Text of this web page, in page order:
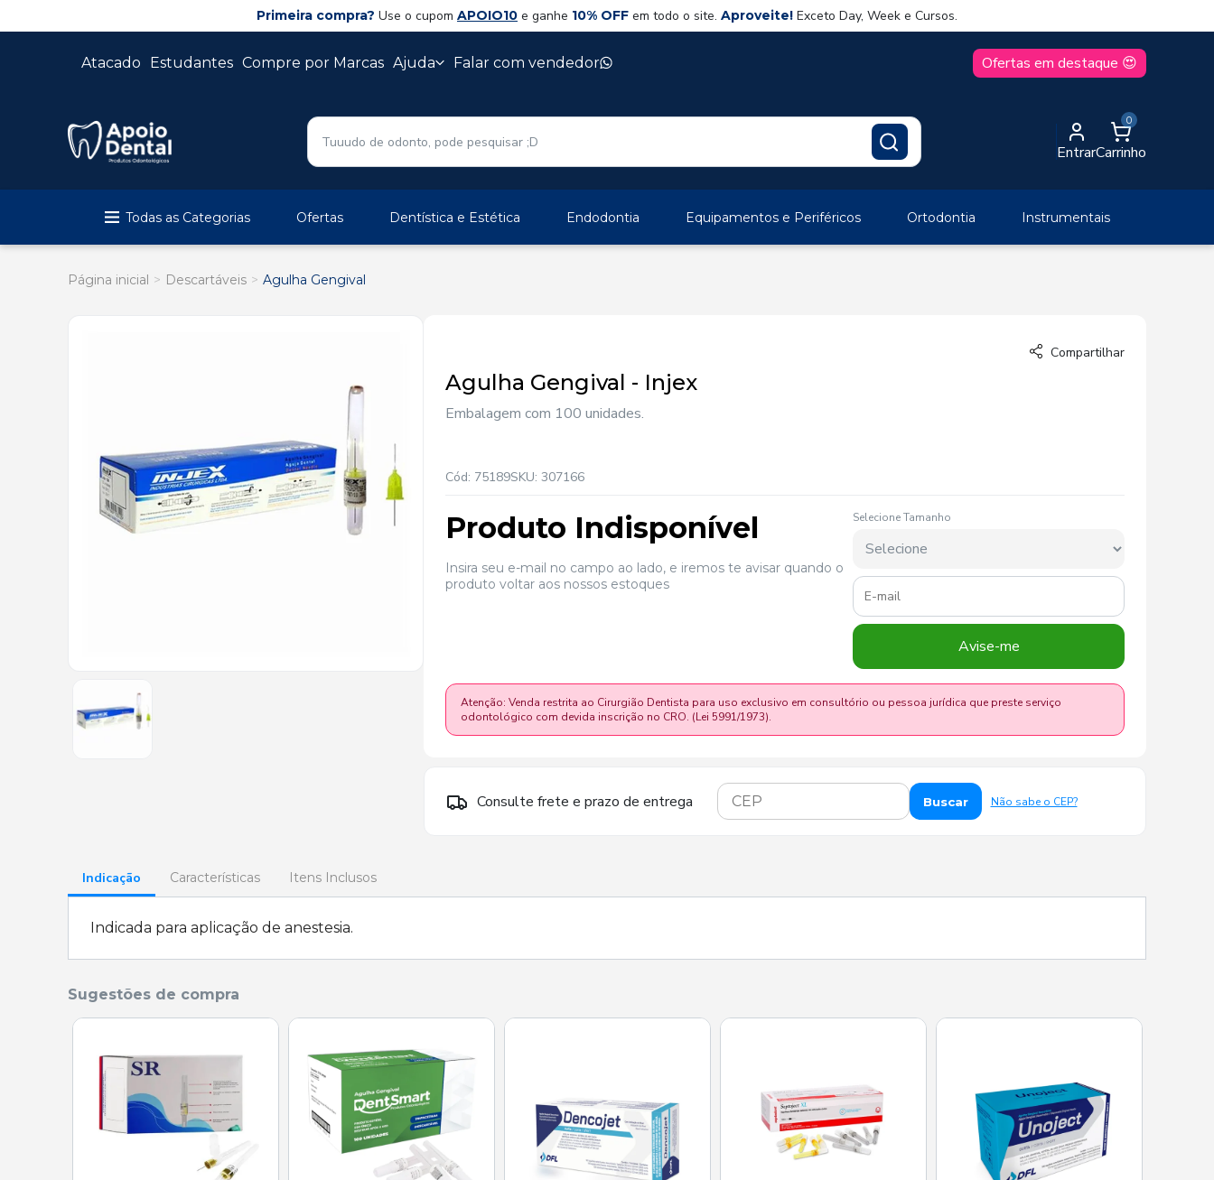
Primeira compra? Use o cupom APOIO10 e ganhe 10% OFF em todo o site. Aproveite! Exceto Day, Week e Cursos.
Atacado Estudantes Compre por Marcas Ajuda Falar com vendedor Ofertas em destaque 😍
Entrar
0
Carrinho
Todas as Categorias Ofertas Dentística e Estética Endodontia Equipamentos e Periféricos Ortodontia Instrumentais
Página inicial Descartáveis Agulha Gengival
Compartilhar
Agulha Gengival - Injex
Embalagem com 100 unidades.
Cód: 75189SKU: 307166
Produto Indisponível
Insira seu e-mail no campo ao lado, e iremos te avisar quando o
produto voltar aos nossos estoques
Selecione Tamanho
Avise-me
Atenção: Venda restrita ao Cirurgião Dentista para uso exclusivo em consultório ou pessoa jurídica que preste serviço
odontológico com devida inscrição no CRO. (Lei 5991/1973).
Consulte frete e prazo de entrega Buscar Não sabe o CEP?
Indicação Características Itens Inclusos
Indicada para aplicação de anestesia.
Sugestões de compra